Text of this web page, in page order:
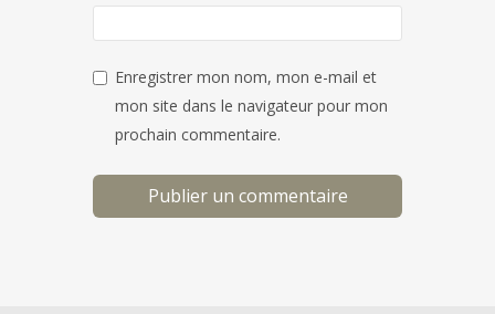
Enregistrer mon nom, mon e-mail et
mon site dans le navigateur pour mon
prochain commentaire.